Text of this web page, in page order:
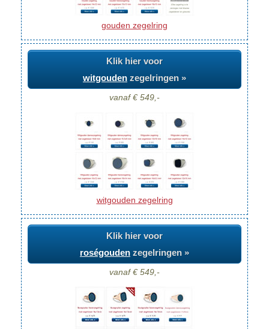
gouden zegelring
Klik hier voor
witgouden zegelringen »
vanaf € 549,-
witgouden zegelring
Klik hier voor
roségouden zegelringen »
vanaf € 549,-